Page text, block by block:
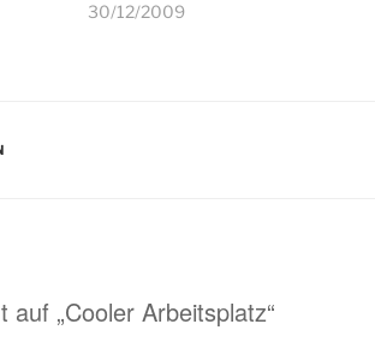
30/12/2009
auf „Cooler Arbeitsplatz“